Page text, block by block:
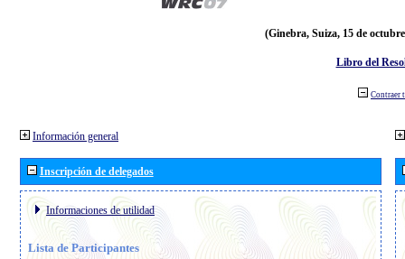
(Ginebra, Suiza, 15 de
Libro del
Contraer
Información general
Inscripción de delegados
Informaciones de utilidad
Lista de Participantes